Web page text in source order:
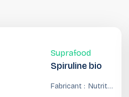
Suprafood
Spiruline bio
Fabricant : Nutrition